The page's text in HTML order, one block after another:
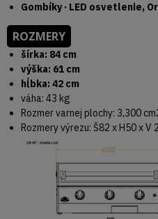
Gombíky · LED osvetlenie,
ROZMERY
šírka: 84 cm
výška: 61 cm
hĺbka: 42 cm
váha: 43 kg
Rozmer varnej plochy: 3,300
Rozmery výrezu: Š82 x H50 x V